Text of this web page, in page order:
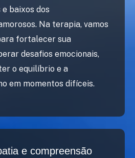
baixos dos
Na terapia, vamos
fortalecer sua
desafios emocionais,
o equilíbrio e a
em momentos difíceis.
e compreensão